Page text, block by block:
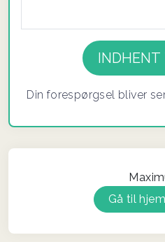
Din forespørgsel bliver
Gå til